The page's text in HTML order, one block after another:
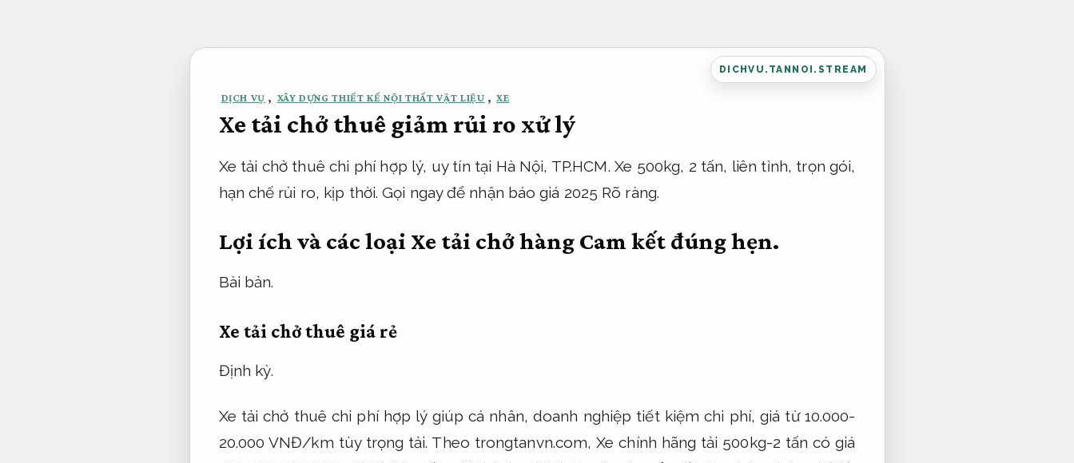
DICHVU.TANNOI.STREAM
DỊCH VỤ , XÂY DỰNG THIẾT KẾ NỘI THẤT VẬT LIỆU , XE
Xe tải chở thuê giảm rủi ro xử lý
Xe tải chở thuê chi phí hợp lý, uy tín tại Hà Nội, TP.HCM. Xe 500kg, 2 tấn, liên tỉnh, trọn gói,
hạn chế rủi ro, kịp thời. Gọi ngay để nhận báo giá 2025 Rõ ràng.
Lợi ích và các loại Xe tải chở hàng Cam kết đúng hẹn.
Bài bản.
Xe tải chở thuê giá rẻ
Định kỳ.
Xe tải chở thuê chi phí hợp lý giúp cá nhân, doanh nghiệp tiết kiệm chi phí, giá từ 10.000-
20.000 VNĐ/km tùy trọng tải. Theo trongtanvn.com, Xe chính hãng tải 500kg-2 tấn có giá